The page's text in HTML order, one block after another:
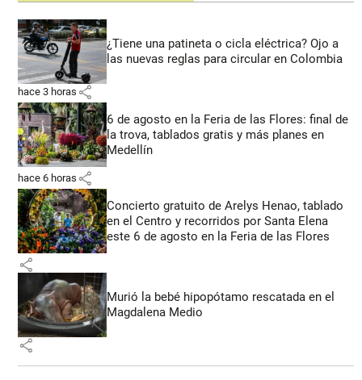
¿Tiene una patineta o cicla eléctrica? Ojo a
las nuevas reglas para circular en Colombia
hace 3 horas share
6 de agosto en la Feria de las Flores: final de
la trova, tablados gratis y más planes en
Medellín
hace 6 horas share
Concierto gratuito de Arelys Henao, tablado
en el Centro y recorridos por Santa Elena
este 6 de agosto en la Feria de las Flores
share
Murió la bebé hipopótamo rescatada en el
Magdalena Medio
share